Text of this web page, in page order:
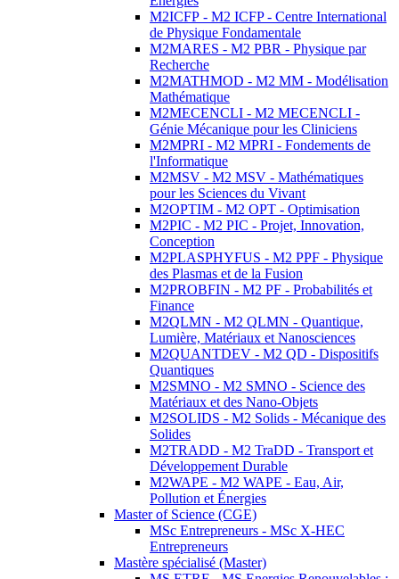
M2ICFP - M2 ICFP - Centre International
de Physique Fondamentale
M2MARES - M2 PBR - Physique par
Recherche
M2MATHMOD - M2 MM - Modélisation
Mathématique
M2MECENCLI - M2 MECENCLI -
Génie Mécanique pour les Cliniciens
M2MPRI - M2 MPRI - Fondements de
l'Informatique
M2MSV - M2 MSV - Mathématiques
pour les Sciences du Vivant
M2OPTIM - M2 OPT - Optimisation
M2PIC - M2 PIC - Projet, Innovation,
Conception
M2PLASPHYFUS - M2 PPF - Physique
des Plasmas et de la Fusion
M2PROBFIN - M2 PF - Probabilités et
Finance
M2QLMN - M2 QLMN - Quantique,
Lumière, Matériaux et Nanosciences
M2QUANTDEV - M2 QD - Dispositifs
Quantiques
M2SMNO - M2 SMNO - Science des
Matériaux et des Nano-Objets
M2SOLIDS - M2 Solids - Mécanique des
Solides
M2TRADD - M2 TraDD - Transport et
Développement Durable
M2WAPE - M2 WAPE - Eau, Air,
Pollution et Énergies
Master of Science (CGE)
MSc Entrepreneurs - MSc X-HEC
Entrepreneurs
Mastère spécialisé (Master)